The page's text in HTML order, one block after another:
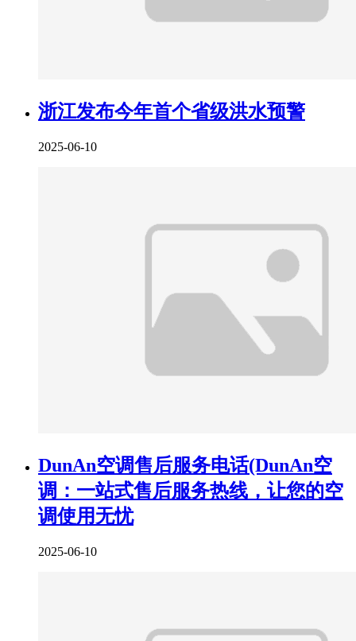
浙江发布今年首个省级洪水预警
2025-06-10
DunAn空调售后服务电话(DunAn空
调：一站式售后服务热线，让您的空
调使用无忧
2025-06-10